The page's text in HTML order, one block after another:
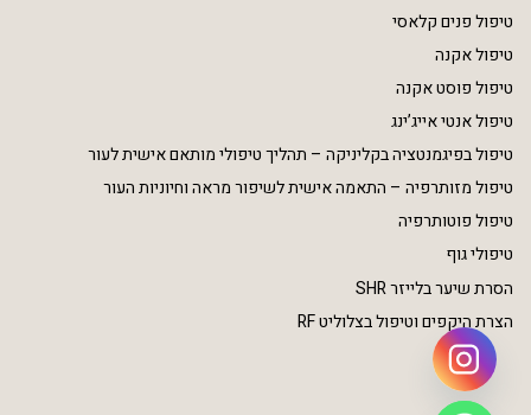
טיפול פנים קלאסי
טיפול אקנה
טיפול פוסט אקנה
טיפול אנטי אייג’ינג
טיפול בפיגמנטציה בקליניקה – תהליך טיפולי מותאם אישית לעור
טיפול מזותרפיה – התאמה אישית לשיפור מראה וחיוניות העור
טיפול פוטותרפיה
טיפולי גוף
הסרת שיער בלייזר SHR
הצרת היקפים וטיפול בצלוליט RF